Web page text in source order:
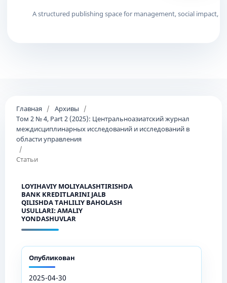
Главная / Архивы
/
Том 2 № 4, Part 2 (2025): Центральноазиатский журнал
междисциплинарных исследований и исследований в
области управления
/
Статьи
LOYIHAVIY MOLIYALASHTIRISHDA
BANK KREDITLARINI JALB
QILISHDA TAHLILIY BAHOLASH
USULLARI: AMALIY
YONDASHUVLAR
Опубликован
2025-04-30